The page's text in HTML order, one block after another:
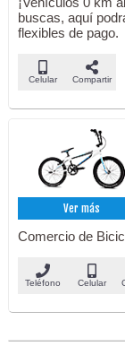
buscas, aquí
flexibles de pago.
Celular Compartir
Ver más
Comercio de
Teléfono Celular